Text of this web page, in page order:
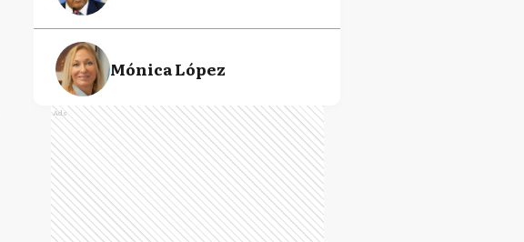
Mónica López
Malena Baro
Nora De Lucía
Ads